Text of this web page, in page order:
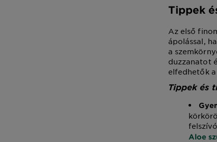
Tippek
Az első
ápolással,
a
duzzanatot
elfedhetők
Tippek és
Aloe